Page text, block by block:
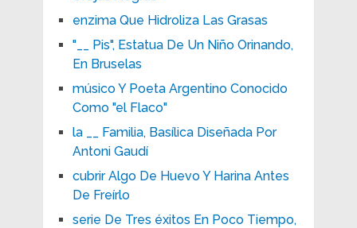
enzima Que Hidroliza Las Grasas
"__ Pis", Estatua De Un Niño Orinando,
En Bruselas
músico Y Poeta Argentino Conocido
Como "el Flaco"
la __ Familia, Basílica Diseñada Por
Antoni Gaudí
cubrir Algo De Huevo Y Harina Antes
De Freírlo
serie De Tres éxitos En Poco Tiempo,